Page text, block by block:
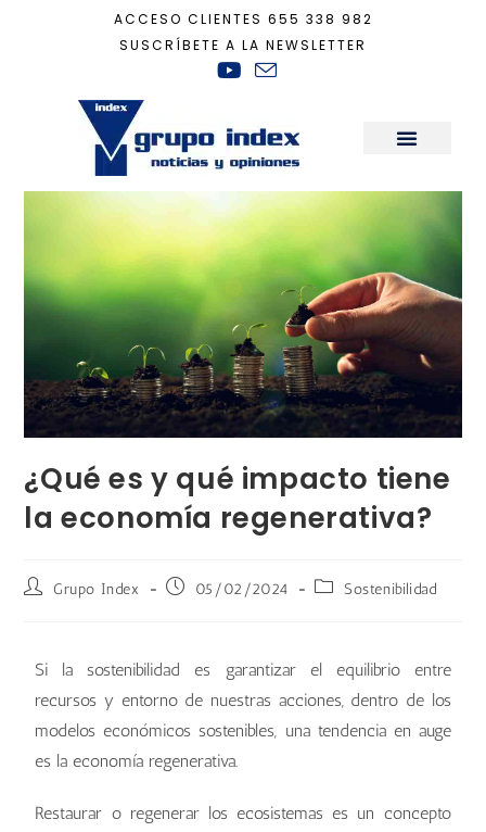
ACCESO CLIENTES 655 338 982
SUSCRÍBETE A LA NEWSLETTER
Sostenibilidad
¿Qué es y qué impacto tiene
la economía regenerativa?
Grupo Index 05/02/2024 Sostenibilidad
Si la sostenibilidad es garantizar el equilibrio entre
recursos y entorno de nuestras acciones, dentro de los
modelos económicos sostenibles, una tendencia en auge
es la economía regenerativa.
Restaurar o regenerar los ecosistemas es un concepto